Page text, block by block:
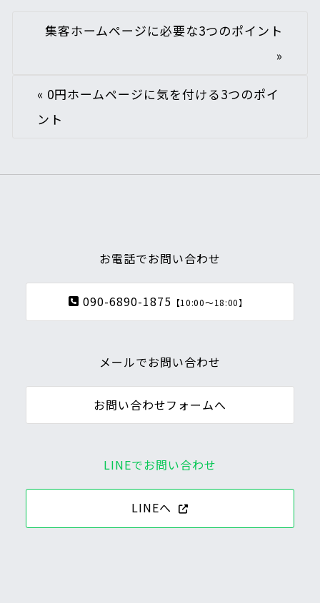
« 0円ホームページに気を付ける3つのポイ
ント
集客ホームページに必要な3つのポイント
»
LINEでお問い合わせ
LINEへ
メールでお問い合わせ
お問い合わせフォームへ
お電話でお問い合わせ
090-6890-1875 【10:00～18:00】